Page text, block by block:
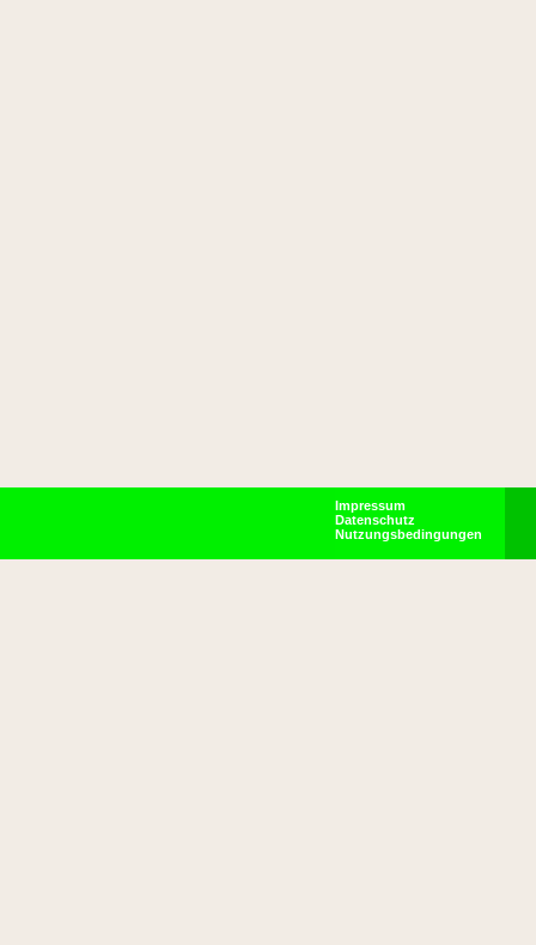
Impressum
Datenschutz
Nutzungsbedingungen